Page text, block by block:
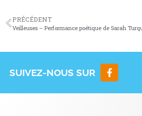
PRÉCÉDENT
Veilleuses – Performance poétique de Sarah
SUIVEZ-NOUS SUR